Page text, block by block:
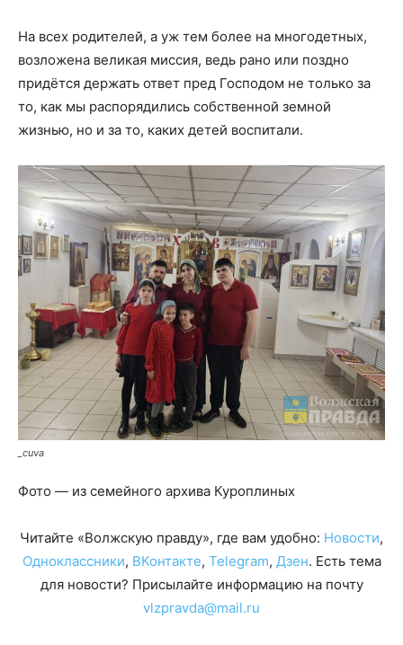
На всех родителей, а уж тем более на многодетных,
возложена великая миссия, ведь рано или поздно
придётся держать ответ пред Господом не только за
то, как мы распорядились собственной земной
жизнью, но и за то, каких детей воспитали.
_cuva
Фото — из семейного архива Куроплиных
Читайте «Волжскую правду», где вам удобно: Новости,
Одноклассники, ВКонтакте, Telegram, Дзен. Есть тема
для новости? Присылайте информацию на почту
vlzpravda@mail.ru